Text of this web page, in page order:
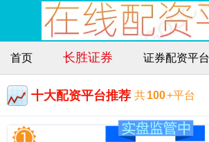
首页 长胜证券 证券配资平台
十大配资平台推荐 共100+平台